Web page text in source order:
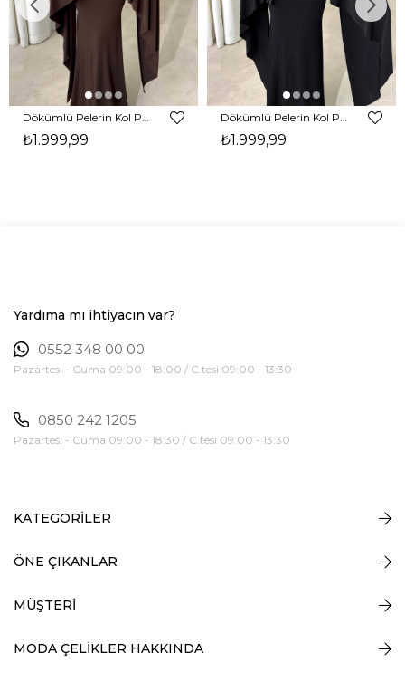
₺1.999,99 ₺1.999,99
Yardıma mı ihtiyacın var?
0552 348 00 00
Pazartesi - Cuma 09:00 - 18:00 / C.tesi 09:00 - 13:30
0850 242 1205
Pazartesi - Cuma 09:00 - 18:30 / C.tesi 09:00 - 13:30
KATEGORİLER
ÖNE ÇIKANLAR
MÜŞTERİ
MODA ÇELİKLER HAKKINDA